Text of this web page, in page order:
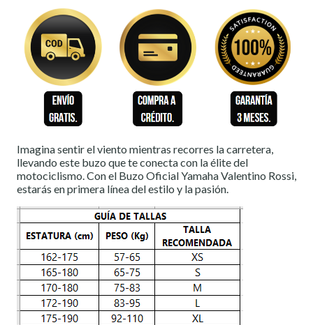
Imagina sentir el viento mientras recorres la carretera,
llevando este buzo que te conecta con la élite del
motociclismo. Con el Buzo Oficial Yamaha Valentino Rossi,
estarás en primera línea del estilo y la pasión.